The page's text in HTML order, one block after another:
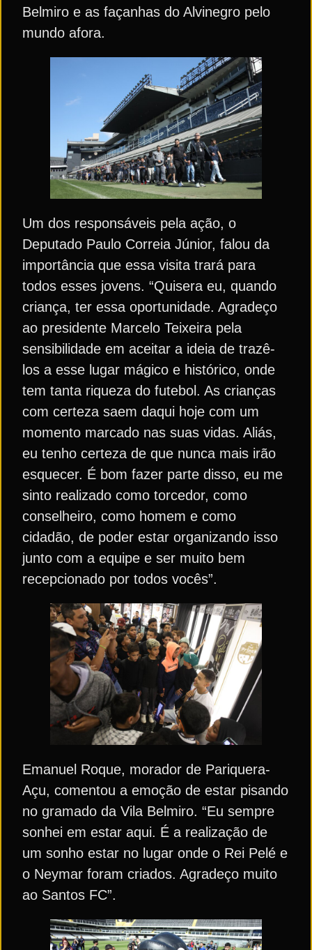
Belmiro e as façanhas do Alvinegro pelo
mundo afora.
Um dos responsáveis pela ação, o
Deputado Paulo Correia Júnior, falou da
importância que essa visita trará para
todos esses jovens. “Quisera eu, quando
criança, ter essa oportunidade. Agradeço
ao presidente Marcelo Teixeira pela
sensibilidade em aceitar a ideia de trazê-
los a esse lugar mágico e histórico, onde
tem tanta riqueza do futebol. As crianças
com certeza saem daqui hoje com um
momento marcado nas suas vidas. Aliás,
eu tenho certeza de que nunca mais irão
esquecer. É bom fazer parte disso, eu me
sinto realizado como torcedor, como
conselheiro, como homem e como
cidadão, de poder estar organizando isso
junto com a equipe e ser muito bem
recepcionado por todos vocês”.
Emanuel Roque, morador de Pariquera-
Açu, comentou a emoção de estar pisando
no gramado da Vila Belmiro. “Eu sempre
sonhei em estar aqui. É a realização de
um sonho estar no lugar onde o Rei Pelé e
o Neymar foram criados. Agradeço muito
ao Santos FC”.